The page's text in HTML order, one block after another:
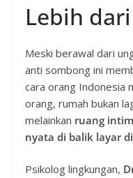
Lebih
Meski berawal dari
anti sombong ini
cara orang Indonesia
orang, rumah bukan
melainkan ruang
nyata di balik layar
Psikolog lingkungan,